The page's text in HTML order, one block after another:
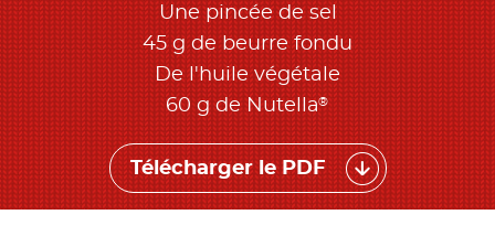
Une pincée de sel
45 g de beurre fondu
De l'huile végétale
60 g de Nutella®
Télécharger le PDF